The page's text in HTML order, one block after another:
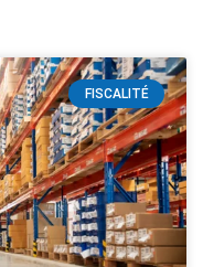
FISCALITÉ